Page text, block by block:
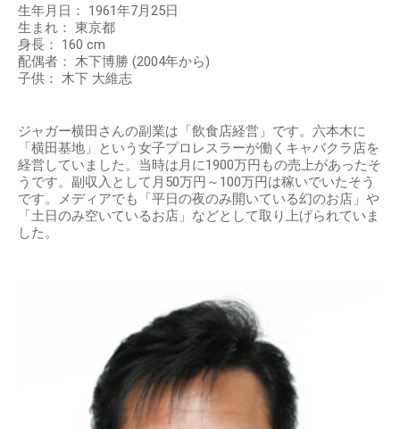
生年月日： 1961年7月25日
生まれ： 東京都
身長： 160 cm
配偶者： 木下博勝 (2004年から)
子供： 木下 大維志
ジャガー横田さんの副業は「飲食店経営」です。六本木に
「横田基地」という女子プロレスラーが働くキャバクラ店を
経営していました。当時は月に1900万円もの売上があったそ
うです。副収入として月50万円～100万円は稼いでいたそう
です。メディアでも「平日の夜のみ開いている幻のお店」や
「土日のみ空いているお店」などとして取り上げられていま
した。